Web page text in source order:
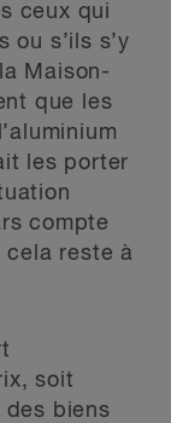
ceux qui
ou s’ils s’y
Maison-
que les
les porter
compte
reste à
soit
des biens